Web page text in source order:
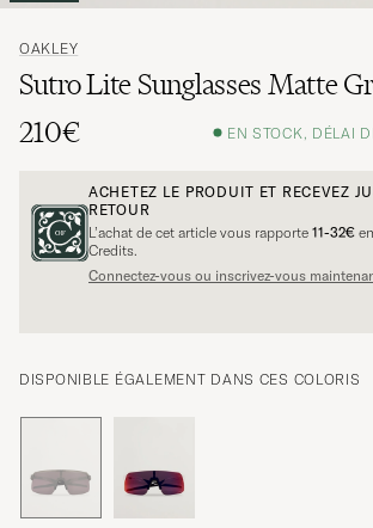
OAKLEY
Sutro Lite Sunglasses Matte
210€
EN STOCK, DÉLAI
ACHETEZ LE PRODUIT ET RECEVEZ
RETOUR
L’achat de cet article vous rapporte 11-32€
Credits.
Connectez-vous ou inscrivez-vous
DISPONIBLE ÉGALEMENT DANS CES COLORIS